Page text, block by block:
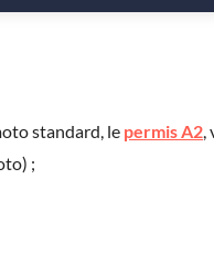
standard, le permis A2,
;